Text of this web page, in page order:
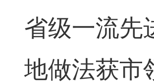
省级一流先
地做法获市